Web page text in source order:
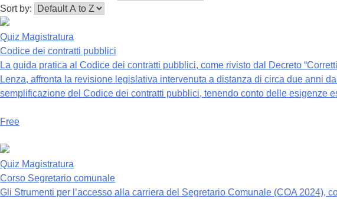
Sort by:
Quiz Magistratura
Codice dei contratti pubblici
La guida pratica al Codice dei contratti pubblici, come rivisto dal Decreto
Lenza, affronta la revisione legislativa intervenuta a distanza di circa due anni
semplificazione del Codice dei contratti pubblici, tenendo conto delle esigenze
Free
Quiz Magistratura
Corso Segretario comunale
Gli Strumenti per l’accesso alla carriera del Segretario Comunale (COA 2024),